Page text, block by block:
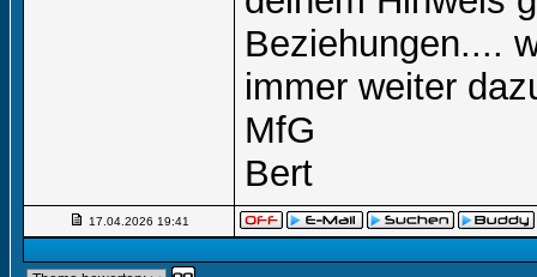
Beziehungen....
immer weiter
MfG
Bert
17.04.2026 19:41